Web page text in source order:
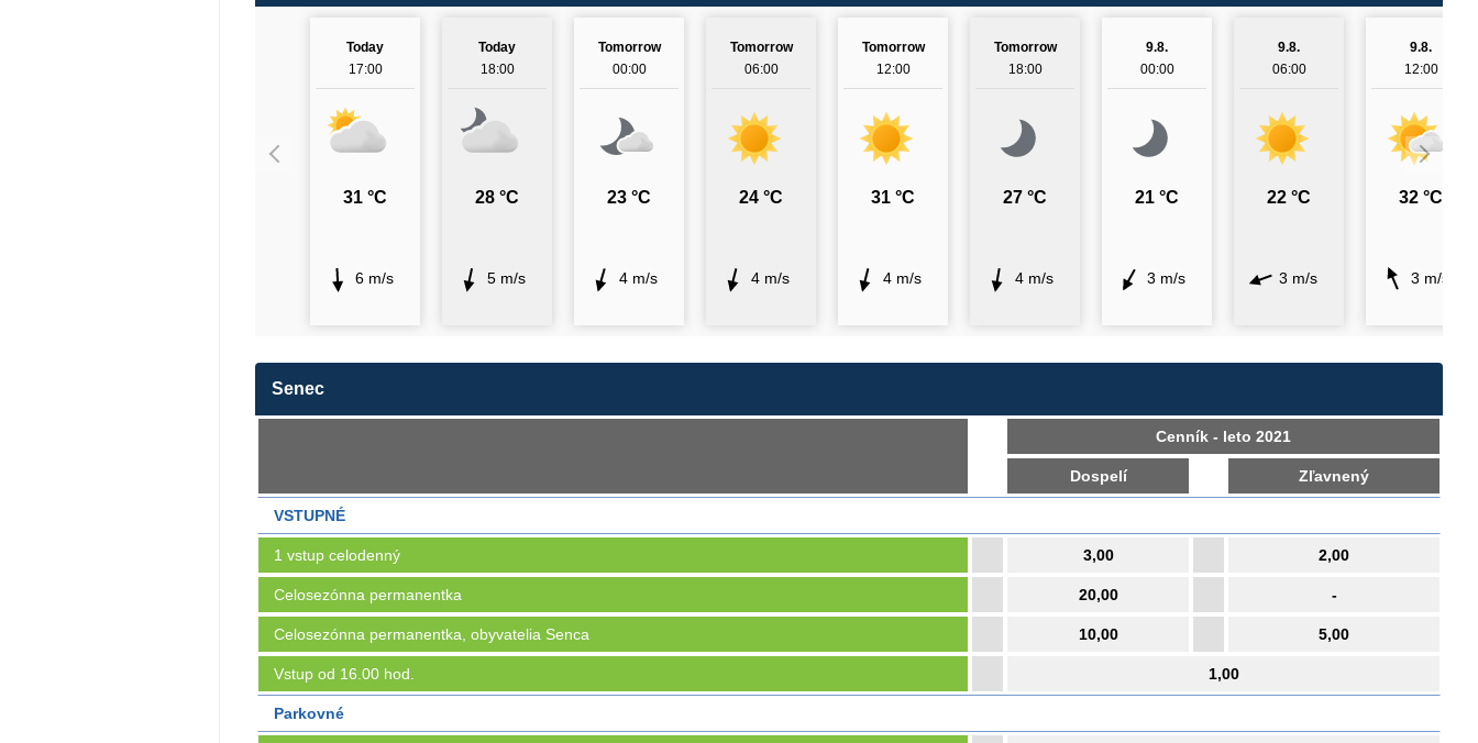
Today
17:00
31 °C
6 m/s
Today
18:00
28 °C
5 m/s
Tomorrow
00:00
23 °C
4 m/s
Tomorrow
06:00
24 °C
4 m/s
Tomorrow
12:00
31 °C
4 m/s
Tomorrow
18:00
27 °C
4 m/s
9.8.
00:00
21 °C
3 m/s
9.8.
06:00
22 °C
3 m/s
9.8.
12:00
32 °C
3 m/s
Senec
Cenník - leto 2021
Dospelí Zľavnený
VSTUPNÉ
1 vstup celodenný 3,00 2,00
Celosezónna permanentka 20,00 -
Celosezónna permanentka, obyvatelia Senca 10,00 5,00
Vstup od 16.00 hod. 1,00
Parkovné